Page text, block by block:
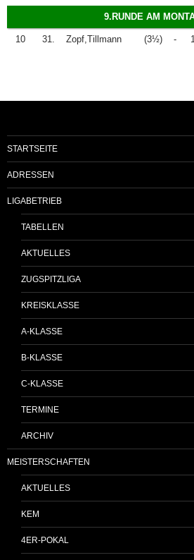
9.RUNDE AM
10 31. Zopf,Tillmann (3½) -
STARTSEITE
ADRESSEN
LIGABETRIEB
TABELLEN
AKTUELLES
ZUGSPITZLIGA
KREISKLASSE
A-KLASSE
B-KLASSE
C-KLASSE
TERMINE
ARCHIV
MEISTERSCHAFTEN
AKTUELLES
KEM
4ER-POKAL